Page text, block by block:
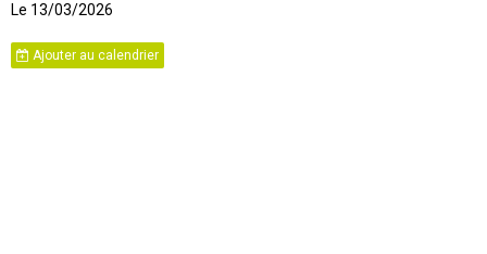
Le 13/03/2026
Ajouter au calendrier